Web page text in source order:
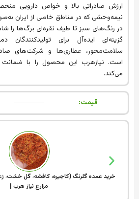
ارزش صادراتی بالا و خواص دارویی
نیمه‌وحشی که در مناطق خاصی از ایران
در رنگ‌های سبز تا طیف نقره‌ای برگ‌ها را
گزینه‌ای ایده‌آل برای تولیدکنندگان
سلامت‌محور، عطاری‌ها و شرکت‌های
است. نیازهرب این محصول را با ضمانت
می‌کند.
قیمت:
خرید عمده گلرنگ (کاجیره، کافشه، گل خشت،
مزارع نیاز هرب |